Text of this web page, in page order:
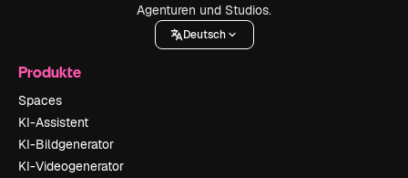
Agenturen und Studios.
Deutsch
Produkte
Spaces
KI-Assistent
KI-Bildgenerator
KI-Videogenerator